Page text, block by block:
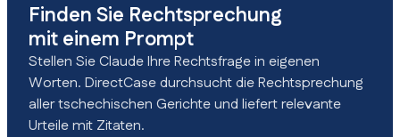
Finden Sie Rechtsprechung
mit einem Prompt
Stellen Sie Claude Ihre Rechtsfrage in eigenen
Worten. DirectCase durchsucht die Rechtsprechung
aller tschechischen Gerichte und liefert relevante
Urteile mit Zitaten.